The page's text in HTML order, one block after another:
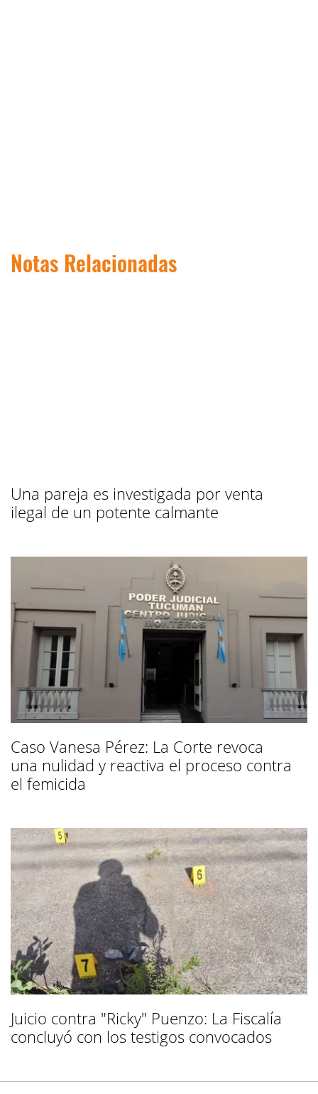
Notas Relacionadas
Una pareja es investigada por venta
ilegal de un potente calmante
Caso Vanesa Pérez: La Corte revoca
una nulidad y reactiva el proceso contra
el femicida
Juicio contra "Ricky" Puenzo: La Fiscalía
concluyó con los testigos convocados